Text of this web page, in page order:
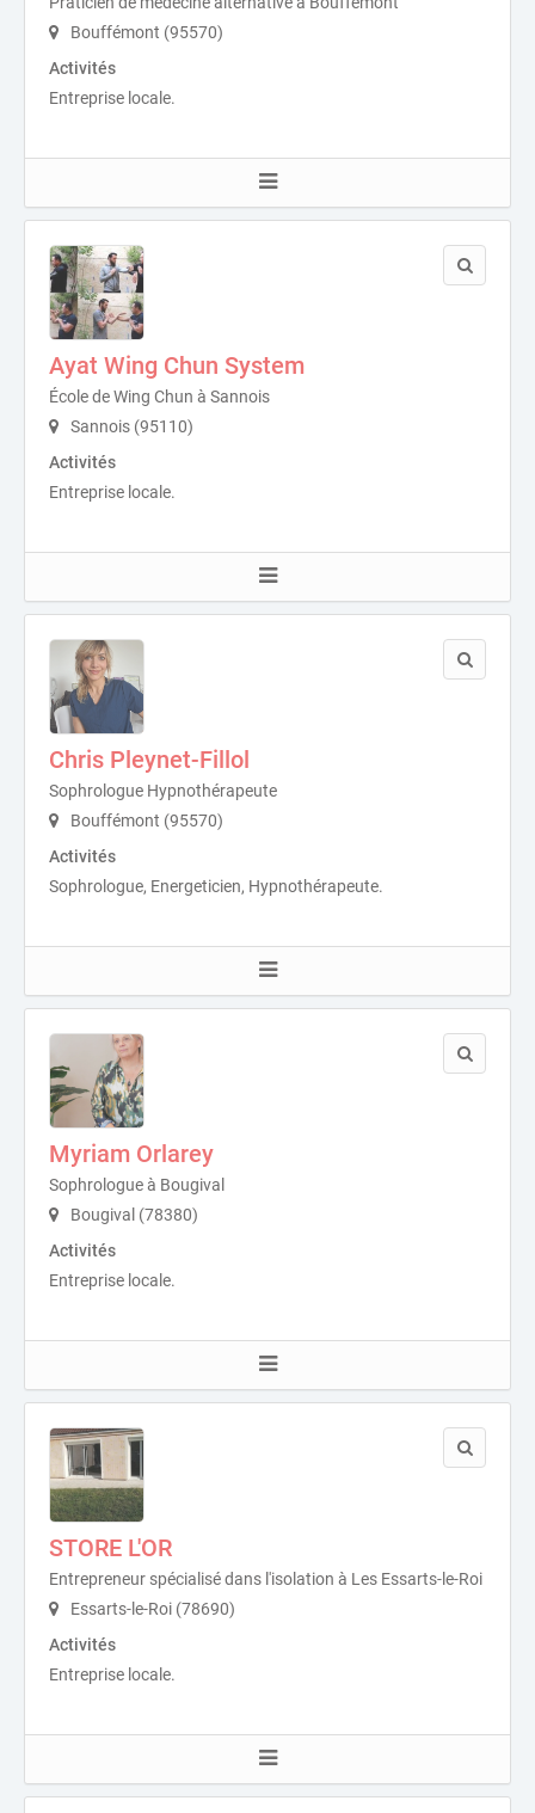
Bouffémont (95570)
Activités
Entreprise locale.
Ayat Wing Chun System
École de Wing Chun à Sannois
Sannois (95110)
Activités
Entreprise locale.
Chris Pleynet-Fillol
Sophrologue Hypnothérapeute
Bouffémont (95570)
Activités
Sophrologue, Energeticien, Hypnothérapeute.
Myriam Orlarey
Sophrologue à Bougival
Bougival (78380)
Activités
Entreprise locale.
STORE L'OR
Entrepreneur spécialisé dans l'isolation à Les Essarts-le-Roi
Essarts-le-Roi (78690)
Activités
Entreprise locale.